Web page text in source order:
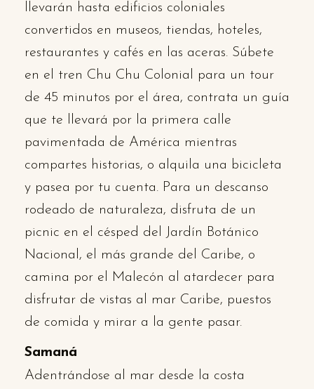
llevarán hasta edificios coloniales
convertidos en museos, tiendas, hoteles,
restaurantes y cafés en las aceras. Súbete
en el tren Chu Chu Colonial para un tour
de 45 minutos por el área, contrata un guía
que te llevará por la primera calle
pavimentada de América mientras
compartes historias, o alquila una bicicleta
y pasea por tu cuenta. Para un descanso
rodeado de naturaleza, disfruta de un
picnic en el césped del Jardín Botánico
Nacional, el más grande del Caribe, o
camina por el Malecón al atardecer para
disfrutar de vistas al mar Caribe, puestos
de comida y mirar a la gente pasar.
Samaná
Adentrándose al mar desde la costa